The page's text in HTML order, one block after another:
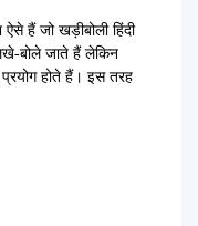
हैं जो खड़ीबोली हिंदी
बोले जाते हैं लेकिन
होते हैं। इस तरह